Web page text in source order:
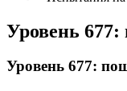
Уровень 677:
Уровень 677: